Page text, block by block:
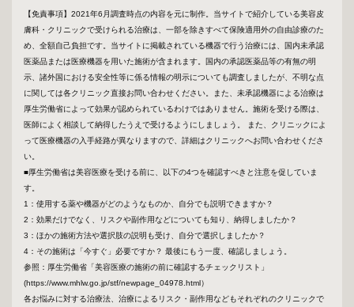
【免責事項】2021年6月調査時点の内容を元に制作。当サイトで紹介している美容皮
膚科・クリニックで受けられる治療は、一部を除きすべて保険適用外の自由診療のた
め、全額自己負担です。当サイトに掲載されている機器で行う治療には、国内未承認
医薬品または医療機器を用いた施術が含まれます。国内の承認医薬品等の有無の明
示、諸外国における安全性等に係る情報の明示についても調査しましたが、不明な点
に関しては各クリニック直接お問い合わせください。また、未承認機器による治療は
厚生労働省によって効果が認められているわけではありません。施術を受ける際は、
医師によく相談して納得したうえで受けるようにしましょう。 また、クリニックによ
って医療機器の入手経路が異なりますので、詳細はクリニックへお問い合わせくださ
い。
■厚生労働省は美容医療を受ける前に、以下の4つを確認すべきと注意を促していま
す。
1：使用する薬や機器がどのようなものか、自分でも説明できますか？
2：効果だけでなく、リスクや副作用などについても知り、納得しましたか？
3：ほかの施術方法や選択肢の説明も受け、自分で選択しましたか？
4：その施術は「今すぐ」必要ですか？ 最後にもう一度、確認しましょう。
参照：厚生労働省「美容医療の施術の前に確認するチェックリスト」
(https://www.mhlw.go.jp/stf/newpage_04978.html）
各お悩みに対する治療法、治療によるリスク・副作用などもそれぞれのクリニックで